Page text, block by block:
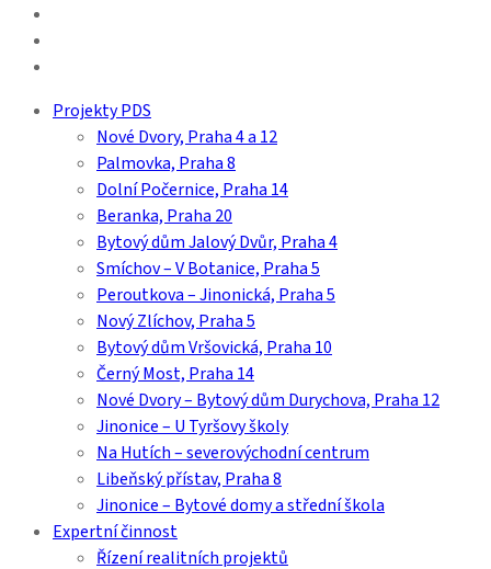
Close Projekty PDS
Nové Dvory, Praha 4 a 12
Palmovka, Praha 8
Dolní Počernice, Praha 14
Beranka, Praha 20
Bytový dům Jalový Dvůr, Praha 4
Smíchov – V Botanice, Praha 5
Peroutkova – Jinonická, Praha 5
Nový Zlíchov, Praha 5
Bytový dům Vršovická, Praha 10
Černý Most, Praha 14
Nové Dvory – Bytový dům Durychova, Praha 12
Jinonice – U Tyršovy školy
Na Hutích – severovýchodní centrum
Libeňský přístav, Praha 8
Jinonice – Bytové domy a střední škola
Expertní činnost
Řízení realitních projektů